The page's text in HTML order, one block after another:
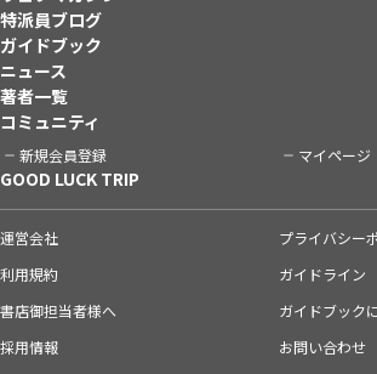
特派員ブログ
ガイドブック
ニュース
著者一覧
コミュニティ
新規会員登録 マイページ
GOOD LUCK TRIP
運営会社
プライバシー
利用規約
ガイドライン
書店御担当者様へ
ガイドブック
採用情報
お問い合わせ